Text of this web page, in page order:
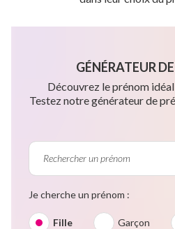
GÉNÉRATEUR
Découvrez le prénom
Testez notre générateur de
Je cherche un prénom :
Fille Garçon